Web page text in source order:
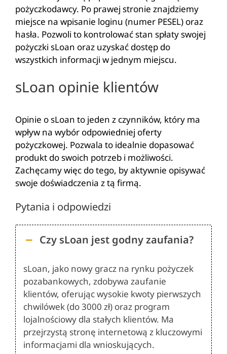
pożyczkodawcy. Po prawej stronie znajdziemy
miejsce na wpisanie loginu (numer PESEL) oraz
hasła. Pozwoli to kontrolować stan spłaty swojej
pożyczki sLoan oraz uzyskać dostęp do
wszystkich informacji w jednym miejscu.
sLoan opinie klientów
Opinie o sLoan to jeden z czynników, który ma
wpływ na wybór odpowiedniej oferty
pożyczkowej. Pozwala to idealnie dopasować
produkt do swoich potrzeb i możliwości.
Zachęcamy więc do tego, by aktywnie opisywać
swoje doświadczenia z tą firmą.
Pytania i odpowiedzi
Czy sLoan jest godny zaufania?
sLoan, jako nowy gracz na rynku pożyczek
pozabankowych, zdobywa zaufanie
klientów, oferując wysokie kwoty pierwszych
chwilówek (do 3000 zł) oraz program
lojalnościowy dla stałych klientów. Ma
przejrzystą stronę internetową z kluczowymi
informacjami dla wnioskujących.